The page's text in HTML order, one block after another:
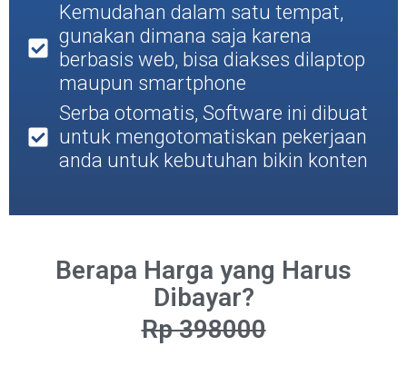
Kemudahan dalam satu tempat,
gunakan dimana saja karena
berbasis web, bisa diakses dilaptop
maupun smartphone
Serba otomatis, Software ini dibuat
untuk mengotomatiskan pekerjaan
anda untuk kebutuhan bikin konten
Berapa Harga yang Harus
Dibayar?
Rp 398000